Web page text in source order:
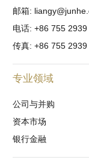
邮箱:
电话: +86 755 2939
传真: +86 755
专业领域
公司与并购
资本市场
银行金融